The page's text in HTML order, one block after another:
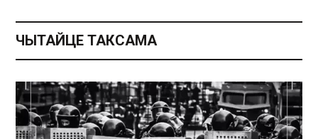
ЧЫТАЙЦЕ ТАКСАМА